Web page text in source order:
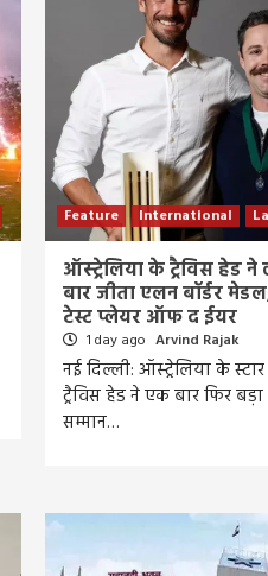
Feature International
ऑस्ट्रेलिया के ट्रैविस हेड ने
बार जीता एलन बॉर्डर
टेस्ट प्लेयर ऑफ द ईयर
1 day ago Arvind Rajak
नई दिल्ली: ऑस्ट्रेलिया के
ट्रैविस हेड ने एक बार फिर बड़ा
सम्मान…